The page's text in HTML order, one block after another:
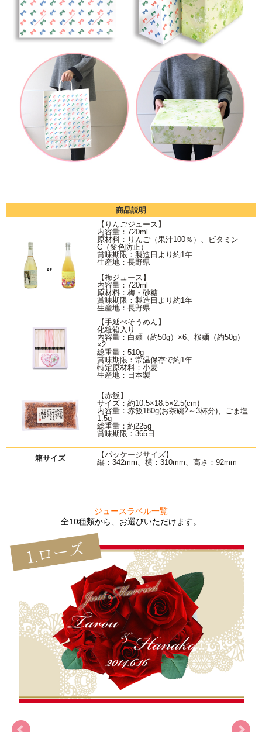
商品説明
【りんごジュース】
内容量：720ml
原材料：りんご（果汁100％）、ビタミン
C（変色防止）
賞味期限：製造日より約1年
生産地：長野県
【梅ジュース】
内容量：720ml
原材料：梅・砂糖
賞味期限：製造日より約1年
生産地：長野県
【手延べそうめん】
化粧箱入り
内容量：白麺（約50g）×6、桜麺（約50g）
×2
総重量：510g
賞味期限：常温保存で約1年
特定原材料：小麦
生産地：日本製
【赤飯】
サイズ：約10.5×18.5×2.5(cm)
内容量：赤飯180g(お茶碗2～3杯分)、ごま塩
1.5g
総重量：約225g
賞味期限：365日
箱サイズ
【パッケージサイズ】
縦：342mm、横：310mm、高さ：92mm
ジュースラベル一覧
全10種類から、お選びいただけます。